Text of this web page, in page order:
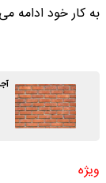
به کار خود
آجر
ویژه